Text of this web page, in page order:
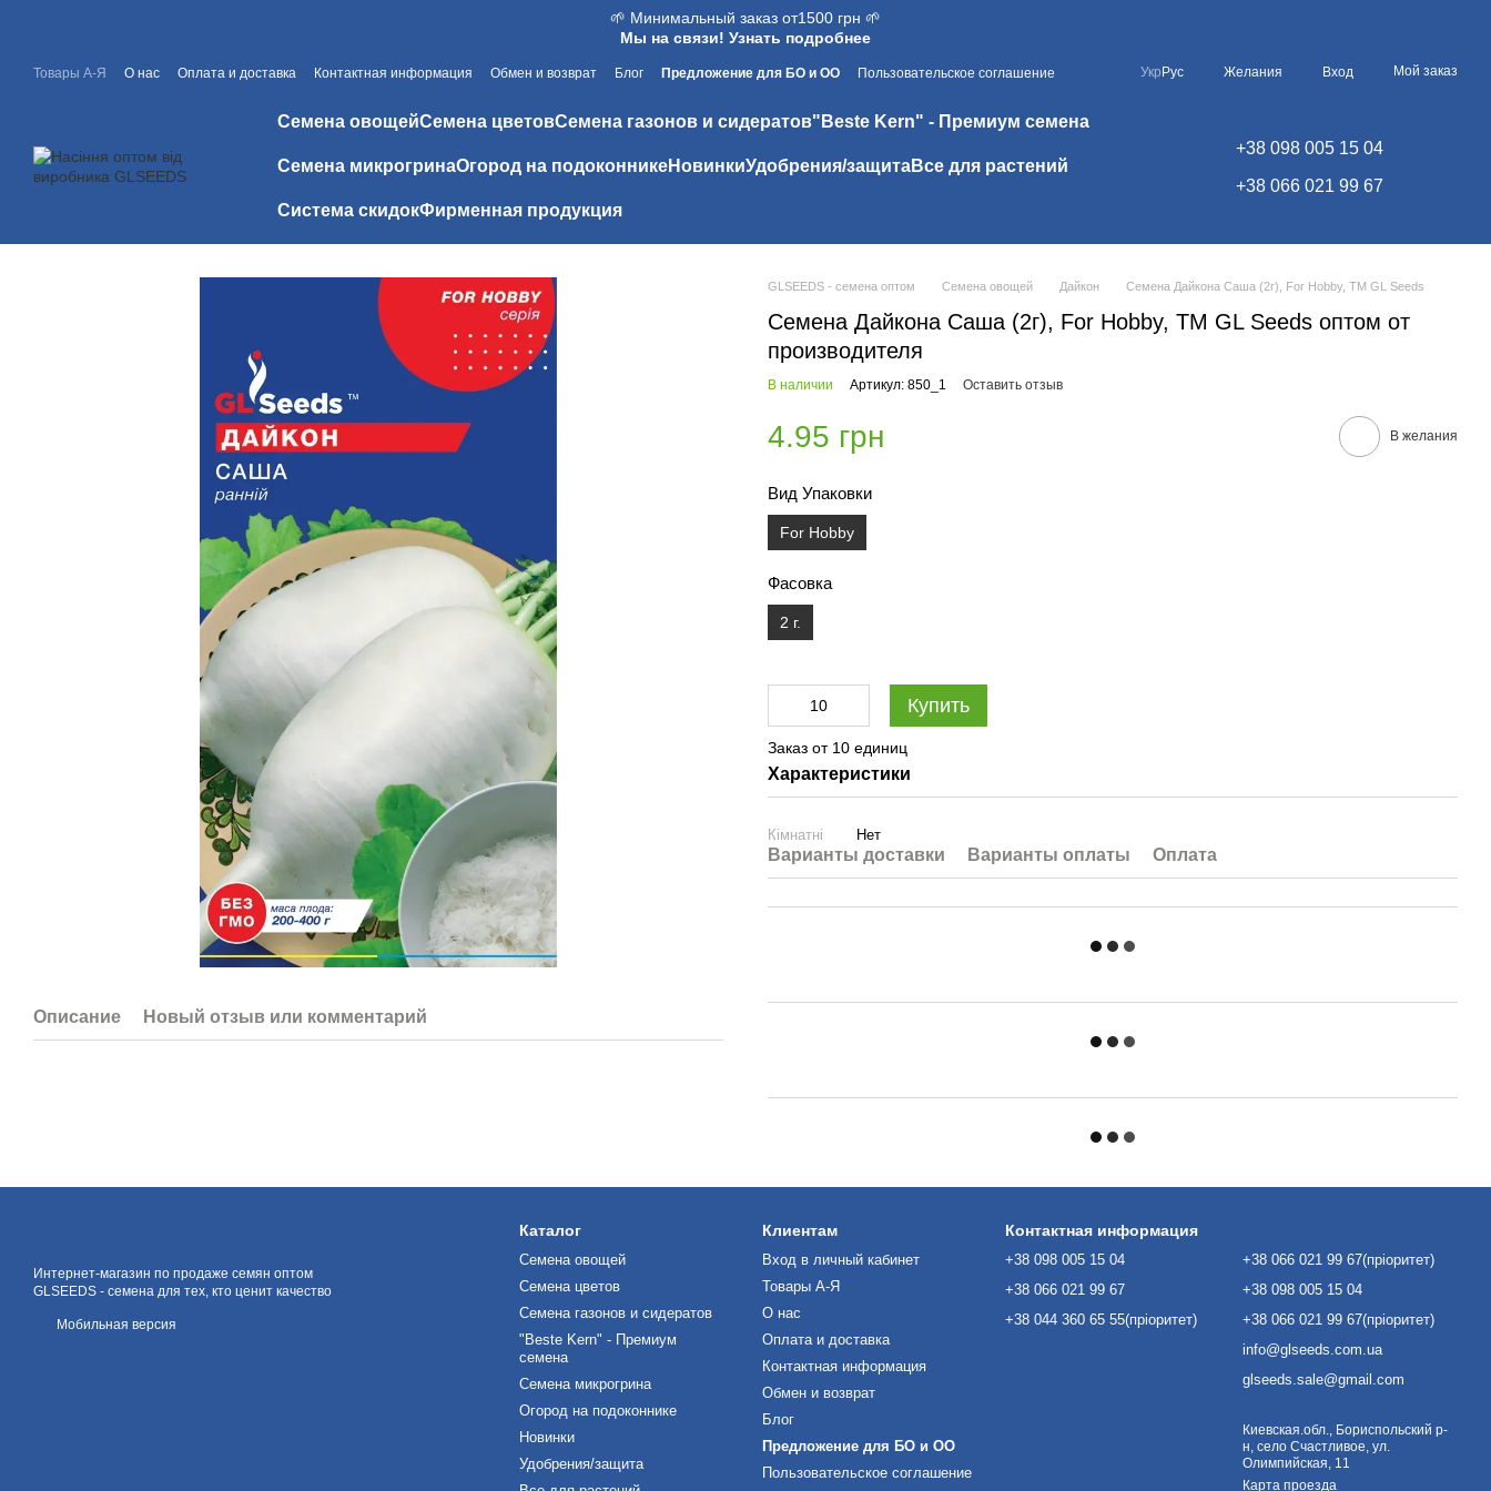
🌱 Минимальный заказ от1500 грн 🌱
Мы на связи! Узнать подробнее
Товары А-Я О нас Оплата и доставка Контактная информация Обмен и возврат Блог Предложение для БО и ОО
Пользовательское соглашение
Укр Рус Желания Вход Мой заказ
Семена овощейСемена цветовСемена газонов и сидератов"Beste Kern" - Премиум семена
Семена микрогринаОгород на подоконникеНовинкиУдобрения/защитаВсе для растений
Система скидокФирменная продукция
+38 098 005 15 04
+38 066 021 99 67
Описание Новый отзыв или комментарий
GLSEEDS - семена оптом Семена овощей Дайкон Семена Дайкона Саша (2г), For Hobby, TM GL Seeds
Семена Дайкона Саша (2г), For Hobby, TM GL Seeds оптом от
производителя
В наличии Артикул: 850_1 Оставить отзыв
4.95 грн В желания
Вид Упаковки
For Hobby
Фасовка
2 г.
Купить
Заказ от 10 единиц
Характеристики
Кімнатні Нет
Варианты доставки Варианты оплаты Оплата
Интернет-магазин по продаже семян оптом
GLSEEDS - семена для тех, кто ценит качество
Мобильная версия
Каталог
Семена овощей
Семена цветов
Семена газонов и сидератов
"Beste Kern" - Премиум
семена
Семена микрогрина
Огород на подоконнике
Новинки
Удобрения/защита
Клиентам
Вход в личный кабинет
Товары А-Я
О нас
Оплата и доставка
Контактная информация
Обмен и возврат
Блог
Предложение для БО и ОО
Пользовательское соглашение
Контактная информация
+38 098 005 15 04
+38 066 021 99 67
+38 044 360 65 55(пріоритет)
+38 066 021 99 67(пріоритет)
+38 098 005 15 04
+38 066 021 99 67(пріоритет)
info@glseeds.com.ua
glseeds.sale@gmail.com
Киевская.обл., Бориспольский р-
н, село Счастливое, ул.
Олимпийская, 11
Карта проезда